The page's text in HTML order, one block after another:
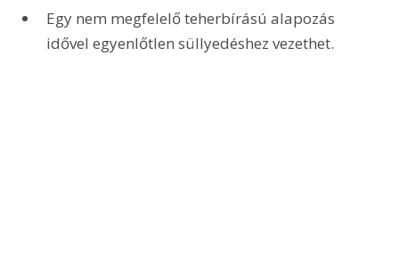
Egy nem megfelelő teherbírású alapozás
idővel egyenlőtlen süllyedéshez vezethet.